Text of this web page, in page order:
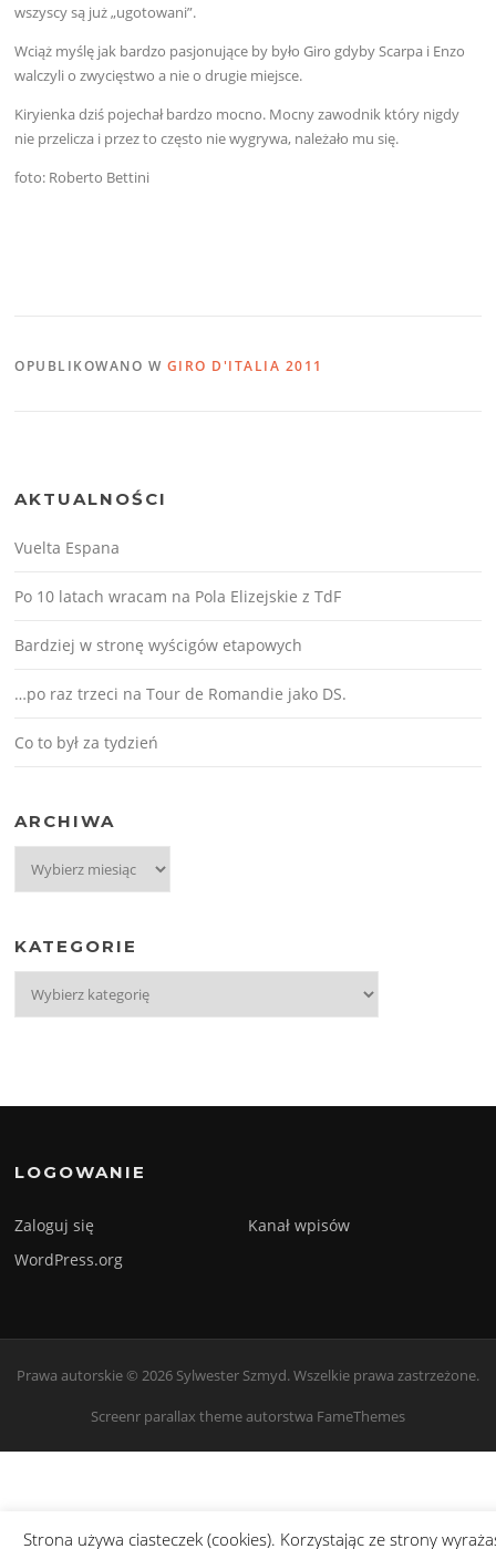
wszyscy są już „ugotowani”.
Wciąż myślę jak bardzo pasjonujące by było Giro gdyby Scarpa i Enzo
walczyli o zwycięstwo a nie o drugie miejsce.
Kiryienka dziś pojechał bardzo mocno. Mocny zawodnik który nigdy
nie przelicza i przez to często nie wygrywa, należało mu się.
foto: Roberto Bettini
OPUBLIKOWANO W GIRO D'ITALIA 2011
AKTUALNOŚCI
Vuelta Espana
Po 10 latach wracam na Pola Elizejskie z TdF
Bardziej w stronę wyścigów etapowych
…po raz trzeci na Tour de Romandie jako DS.
Co to był za tydzień
ARCHIWA
KATEGORIE
LOGOWANIE
Zaloguj się
Kanał wpisów
WordPress.org
Prawa autorskie © 2026 Sylwester Szmyd. Wszelkie prawa zastrzeżone.
Screenr parallax themeautorstwa FameThemes
Strona używa ciasteczek (cookies). Korzystając ze strony